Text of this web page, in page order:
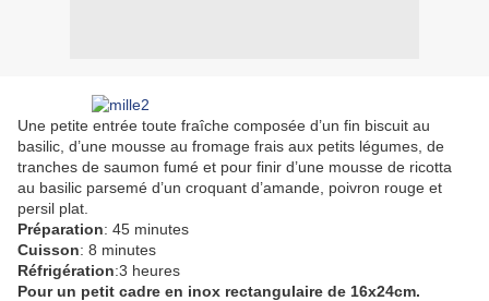
Une petite entrée toute fraîche composée d’un fin biscuit au
basilic, d’une mousse au fromage frais aux petits légumes, de
tranches de saumon fumé et pour finir d’une mousse de ricotta
au basilic parsemé d’un croquant d’amande, poivron rouge et
persil plat.
Préparation: 45 minutes
Cuisson: 8 minutes
Réfrigération:3 heures
Pour un petit cadre en inox rectangulaire de 16x24cm.